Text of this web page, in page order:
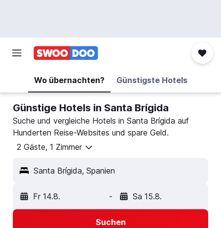
Wo übernachten? Günstigste Hotels
Günstige Hotels in Santa Brígida
Suche und vergleiche Hotels in Santa Brígida auf
Hunderten Reise-Websites und spare Geld.
2 Gäste, 1 Zimmer
Santa Brígida, Spanien
Fr 14.8. - Sa 15.8.
Suchen